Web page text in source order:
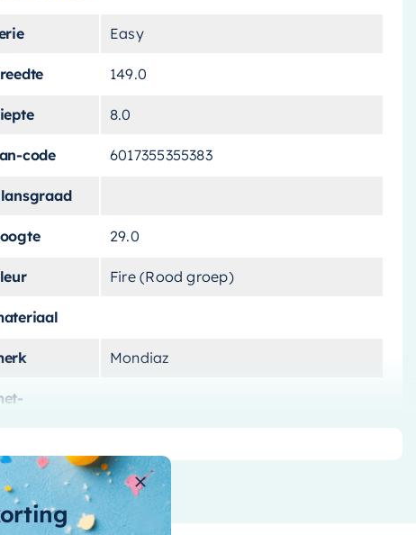
Easy
149.0
8.0
code 6017355355383
29.0
Fire (Rood groep)
Mondiaz
vakken 3 vakken